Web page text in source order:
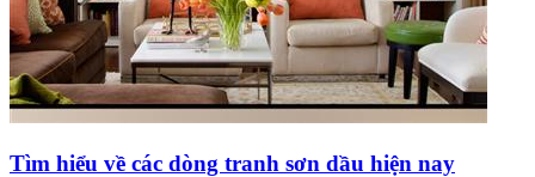
Tìm hiểu về các dòng tranh sơn dầu hiện nay